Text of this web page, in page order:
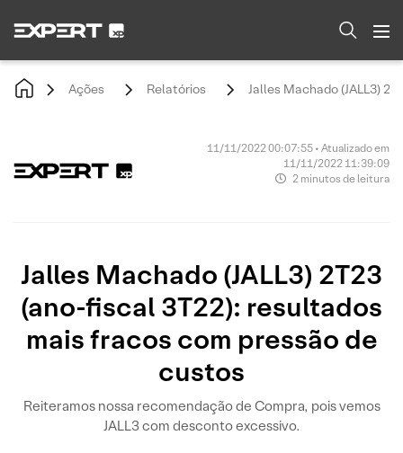
Ações Relatórios Jalles Machado (JALL3)
11/11/2022 00:07:55 • Atualizado em
11/11/2022 11:39:09
2 minutos de leitura
Jalles Machado (JALL3) 2T23
(ano-fiscal 3T22): resultados
mais fracos com pressão de
custos
Reiteramos nossa recomendação de Compra, pois vemos
JALL3 com desconto excessivo.